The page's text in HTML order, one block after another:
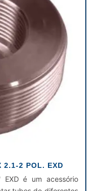
2.1-2 POL. EXD
é um acessório